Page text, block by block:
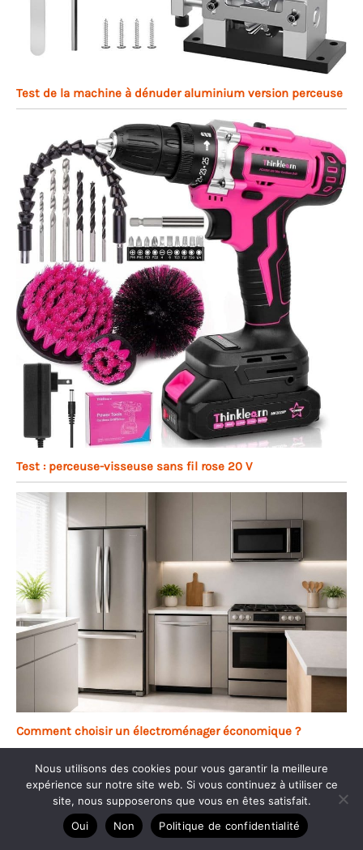
Test de la machine à dénuder aluminium version perceuse
Test : perceuse-visseuse sans fil rose 20 V
Comment choisir un électroménager économique ?
Nous utilisons des cookies pour vous garantir la meilleure
expérience sur notre site web. Si vous continuez à utiliser ce
site, nous supposerons que vous en êtes satisfait.
Oui
Non Politique de confidentialité